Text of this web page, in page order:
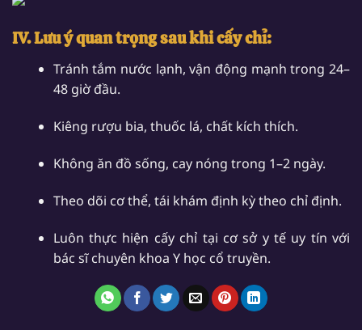
IV. Lưu ý quan trọng sau khi cấy chỉ:
Tránh tắm nước lạnh, vận động mạnh trong 24–
48 giờ đầu.
Kiêng rượu bia, thuốc lá, chất kích thích.
Không ăn đồ sống, cay nóng trong 1–2 ngày.
Theo dõi cơ thể, tái khám định kỳ theo chỉ định.
Luôn thực hiện cấy chỉ tại cơ sở y tế uy tín với
bác sĩ chuyên khoa Y học cổ truyền.